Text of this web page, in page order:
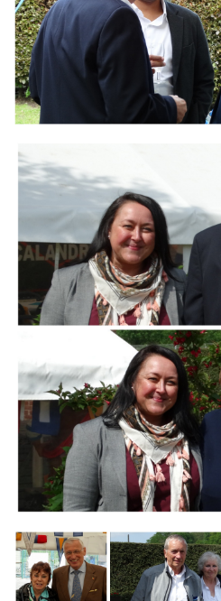
ARMCHAIR
Branding
ARMCHAIR